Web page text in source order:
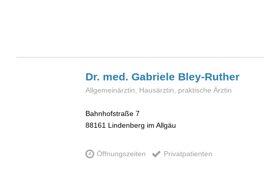
Dr. med. Gabriele Bley-Ruther
Allgemeinärztin, Hausärztin, praktische Ärztin
Bahnhofstraße 7
88161 Lindenberg im Allgäu
Öffnungszeiten Privatpatienten